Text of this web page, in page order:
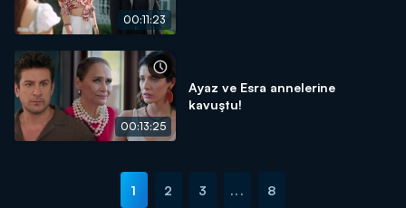
00:11:23
00:13:25
Ayaz ve Esra annelerine
kavuştu!
1 2 3 ... 8